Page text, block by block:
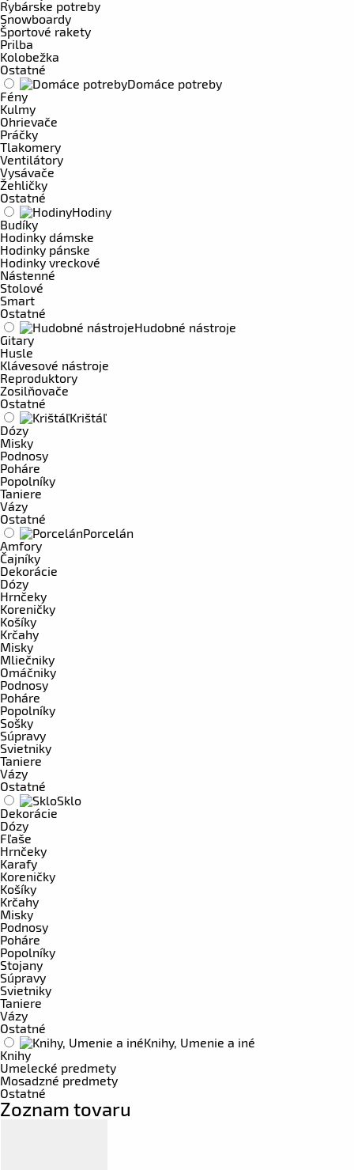
Rybárske potreby
Snowboardy
Športové rakety
Prilba
Kolobežka
Ostatné
Domáce potreby
Fény
Kulmy
Ohrievače
Práčky
Tlakomery
Ventilátory
Vysávače
Žehličky
Ostatné
Hodiny
Budíky
Hodinky dámske
Hodinky pánske
Hodinky vreckové
Nástenné
Stolové
Smart
Ostatné
Hudobné nástroje
Gitary
Husle
Klávesové nástroje
Reproduktory
Zosilňovače
Ostatné
Krištáľ
Dózy
Misky
Podnosy
Poháre
Popolníky
Taniere
Vázy
Ostatné
Porcelán
Amfory
Čajníky
Dekorácie
Dózy
Hrnčeky
Koreničky
Košíky
Krčahy
Misky
Mliečniky
Omáčniky
Podnosy
Poháre
Popolníky
Sošky
Súpravy
Svietniky
Taniere
Vázy
Ostatné
Sklo
Dekorácie
Dózy
Fľaše
Hrnčeky
Karafy
Koreničky
Košíky
Krčahy
Misky
Podnosy
Poháre
Popolníky
Stojany
Súpravy
Svietniky
Taniere
Vázy
Ostatné
Knihy, Umenie a iné
Knihy
Umelecké predmety
Mosadzné predmety
Ostatné
Zoznam tovaru